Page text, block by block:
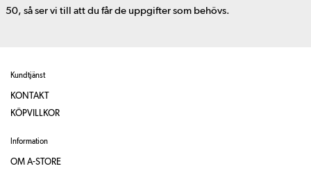
50, så ser vi till att du får de uppgifter som behövs.
Kundtjänst
KONTAKT
KÖPVILLKOR
Information
OM A-STORE